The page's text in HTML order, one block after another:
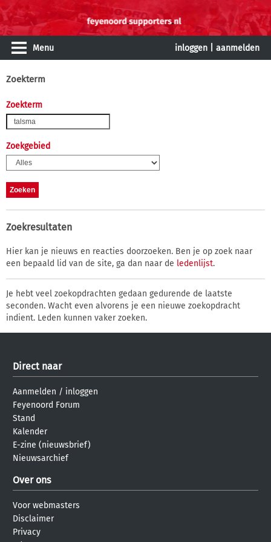
Menu inloggen aanmelden
Zoekterm
Zoekterm
Zoekgebied
Zoekresultaten
Hier kan je nieuws en reacties doorzoeken. Ben je op zoek naar
een bepaald lid van de site, ga dan naar de ledenlijst.
Je hebt veel zoekopdrachten gedaan gedurende de laatste
seconden. Wacht even alvorens je een nieuwe zoekopdracht
indient. Leden kunnen vaker zoeken.
Direct naar
Aanmelden / inloggen
Feyenoord Forum
Stand
Kalender
E-zine (nieuwsbrief)
Nieuwsarchief
Over ons
Voor webmasters
Disclaimer
Privacy